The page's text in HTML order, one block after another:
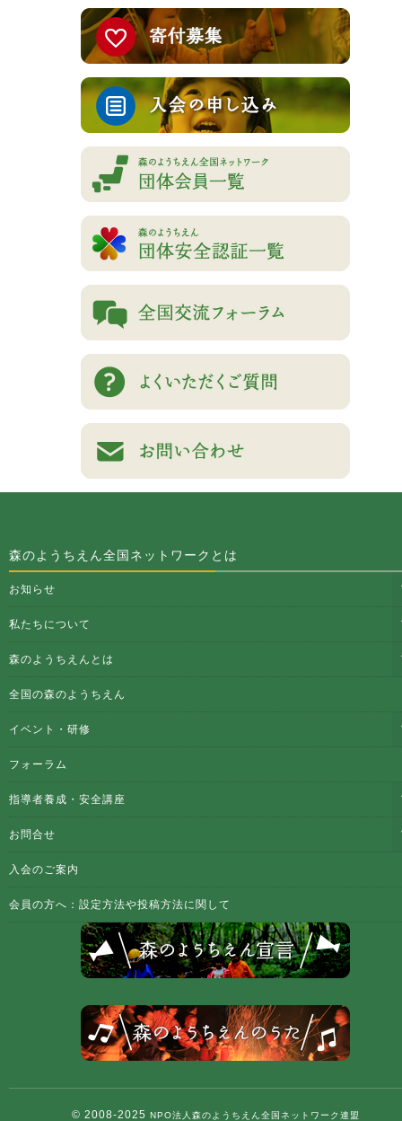
森のようちえん全国ネットワークとは
お知らせ
私たちについて
森のようちえんとは
全国の森のようちえん
イベント・研修
フォーラム
指導者養成・安全講座
お問合せ
入会のご案内
会員の方へ：設定方法や投稿方法に関して
© 2008-2025 NPO法人森のようちえん全国ネットワーク連盟